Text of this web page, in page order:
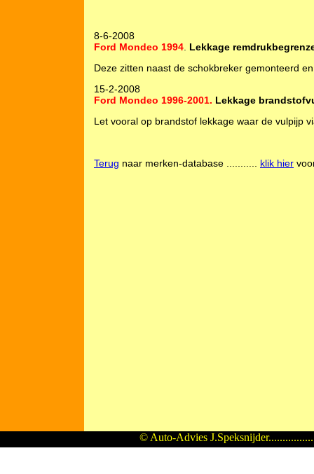
© Auto-Advies
8-6-2008
Ford Mondeo 1994 Lekkage
Deze zitten naast de schokbreker gemonteerd
15-2-2008
Ford Mondeo 1996-2001. Lekkage
Let vooral op brandstof lekkage waar de vulpijp
Terug naar merken-database ........... klik hier